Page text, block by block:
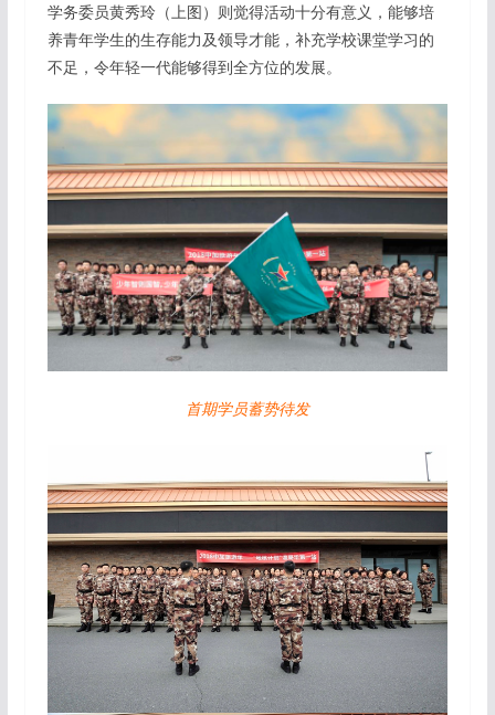
学务委员黄秀玲（上图）则觉得活动十分有意义，能够培
养青年学生的生存能力及领导才能，补充学校课堂学习的
不足，令年轻一代能够得到全方位的发展。
首期学员蓄势待发